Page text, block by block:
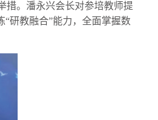
措。潘永兴会长对参培教师提
研教融合”能力，全面掌握数